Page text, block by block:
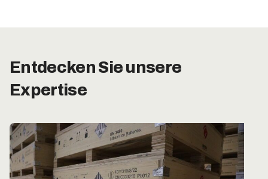
Entdecken Sie unsere
Expertise
United States (English)